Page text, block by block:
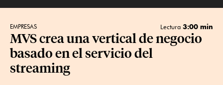
EMPRESAS Lectura 3:00 min
MVS crea una vertical de negocio
basado en el servicio del
streaming